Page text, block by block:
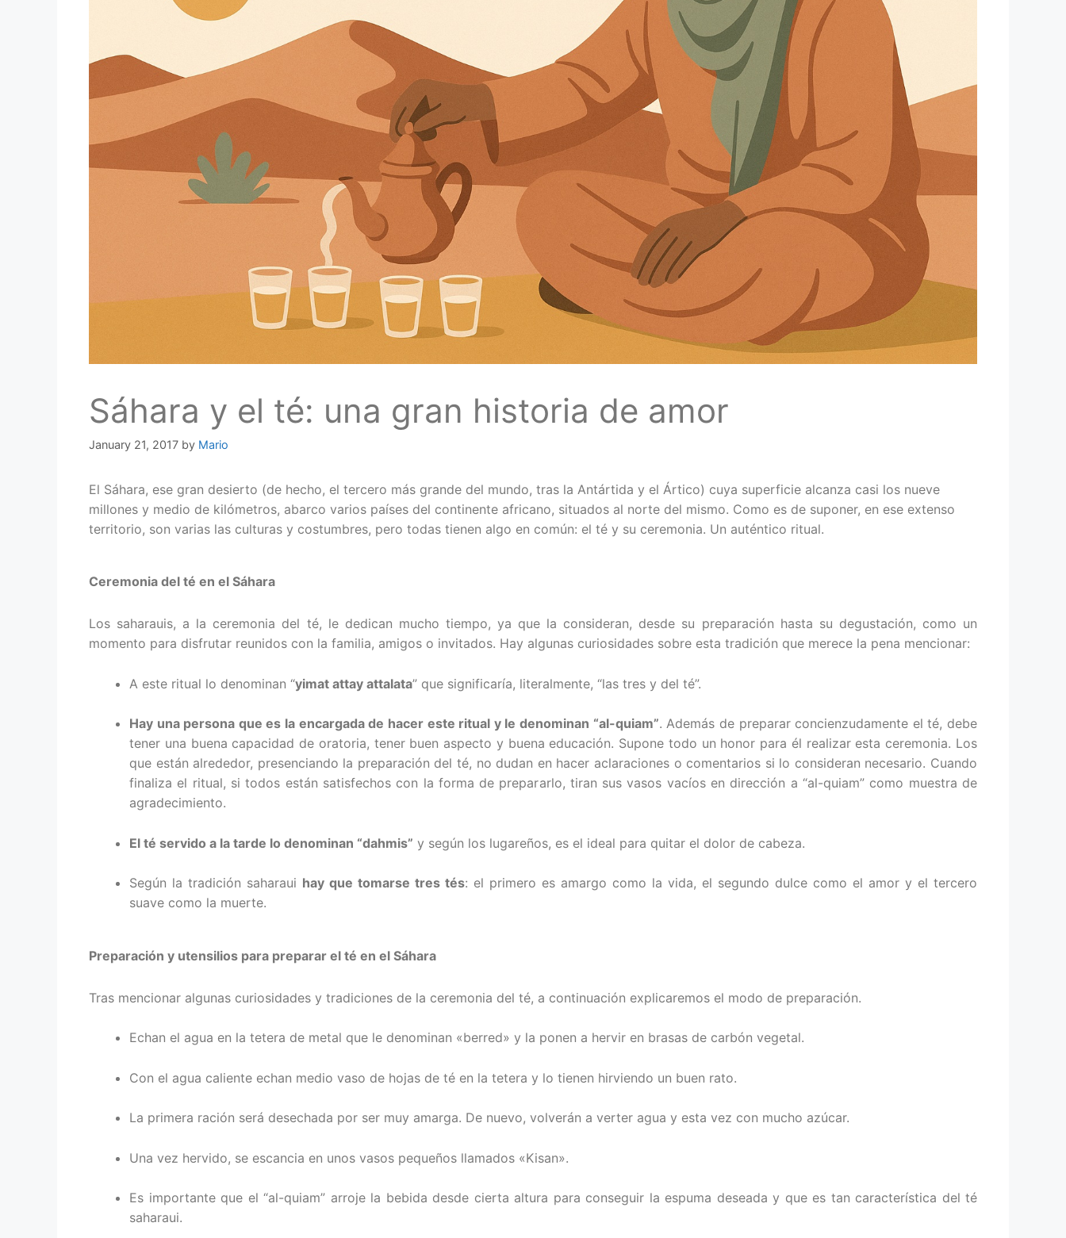
Sáhara y el té: una gran historia de amor
January 21, 2017 by Mario
El Sáhara, ese gran desierto (de hecho, el tercero más grande del mundo, tras la Antártida y el Ártico) cuya superficie alcanza casi los nueve
millones y medio de kilómetros, abarco varios países del continente africano, situados al norte del mismo. Como es de suponer, en ese extenso
territorio, son varias las culturas y costumbres, pero todas tienen algo en común: el té y su ceremonia. Un auténtico ritual.
Ceremonia del té en el Sáhara
Los saharauis, a la ceremonia del té, le dedican mucho tiempo, ya que la consideran, desde su preparación hasta su degustación, como un
momento para disfrutar reunidos con la familia, amigos o invitados. Hay algunas curiosidades sobre esta tradición que merece la pena mencionar:
A este ritual lo denominan “yimat attay attalata” que significaría, literalmente, “las tres y del té”.
Hay una persona que es la encargada de hacer este ritual y le denominan “al-quiam”. Además de preparar concienzudamente el té, debe
tener una buena capacidad de oratoria, tener buen aspecto y buena educación. Supone todo un honor para él realizar esta ceremonia. Los
que están alrededor, presenciando la preparación del té, no dudan en hacer aclaraciones o comentarios si lo consideran necesario. Cuando
finaliza el ritual, si todos están satisfechos con la forma de prepararlo, tiran sus vasos vacíos en dirección a “al-quiam” como muestra de
agradecimiento.
El té servido a la tarde lo denominan “dahmis” y según los lugareños, es el ideal para quitar el dolor de cabeza.
Según la tradición saharaui hay que tomarse tres tés: el primero es amargo como la vida, el segundo dulce como el amor y el tercero
suave como la muerte.
Preparación y utensilios para preparar el té en el Sáhara
Tras mencionar algunas curiosidades y tradiciones de la ceremonia del té, a continuación explicaremos el modo de preparación.
Echan el agua en la tetera de metal que le denominan «berred» y la ponen a hervir en brasas de carbón vegetal.
Con el agua caliente echan medio vaso de hojas de té en la tetera y lo tienen hirviendo un buen rato.
La primera ración será desechada por ser muy amarga. De nuevo, volverán a verter agua y esta vez con mucho azúcar.
Una vez hervido, se escancia en unos vasos pequeños llamados «Kisan».
Es importante que el “al-quiam” arroje la bebida desde cierta altura para conseguir la espuma deseada y que es tan característica del té
saharaui.